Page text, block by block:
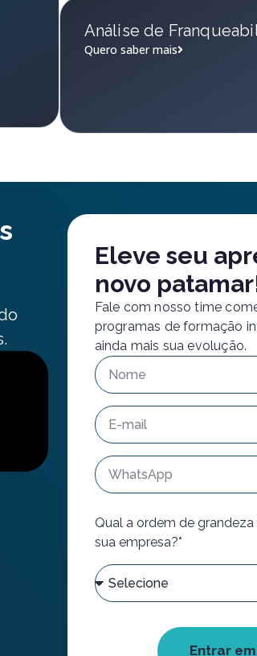
Análise de
Quero saber mais
Eleve seu
novo
Fale com nosso time
programas de formação
ainda mais sua evolução.
Qual a ordem de
sua empresa?*
Entrar